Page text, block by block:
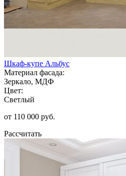
Шкаф-купе Альбус
Материал фасада:
Зеркало, МДФ
Цвет:
Светлый
от 110 000 руб.
Рассчитать